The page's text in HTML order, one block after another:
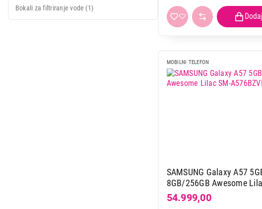
Vesa
MOBILNI TELEFON
SAMSUNG Galaxy A57
8GB/256GB Awesome
A576BZVDEUC
54.999,00
Bokali za filtriranje vode (1)